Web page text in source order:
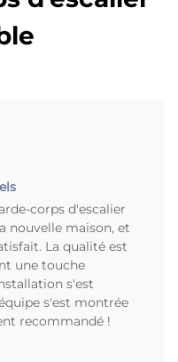
corps d'escalier
nouvelle maison, et
La qualité est
une touche
s'est
s'est montrée
recommandé !